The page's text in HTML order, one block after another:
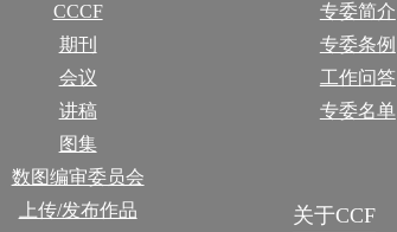
CCCF
期刊
会议
讲稿
图集
数图编审委员会
上传/发布作品
专委简介
专委条例
工作问答
专委名单
关于CCF